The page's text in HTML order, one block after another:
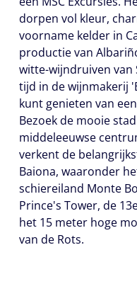
dorpen vol kleur,
voorname kelder in
productie van
witte-wijndruiven van
tijd in de wijnmakerij
kunt genieten van
Bezoek de mooie stad
middeleeuwse
verkent de
Baiona, waaronder
schiereiland Monte
Prince's Tower, de
het 15 meter hoge
van de Rots.